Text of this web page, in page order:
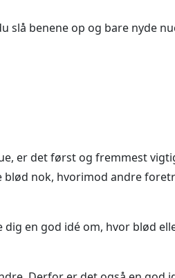
slå benene op og bare nyde
er det først og fremmest
blød nok, hvorimod andre
en god idé om, hvor blød